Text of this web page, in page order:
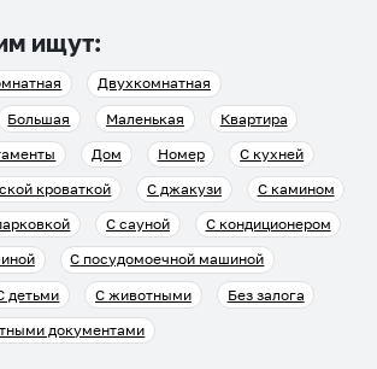
ищут:
Двухкомнатная
Большая Маленькая
Квартира
Дом Номер
С кухней
кроваткой С джакузи
С камином
С сауной
С кондиционером
С посудомоечной машиной
детьми С животными
Без залога
документами